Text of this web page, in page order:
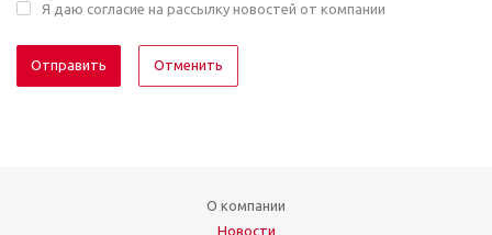
Я даю согласие на рассылку новостей от компании
Отменить
О компании
Новости